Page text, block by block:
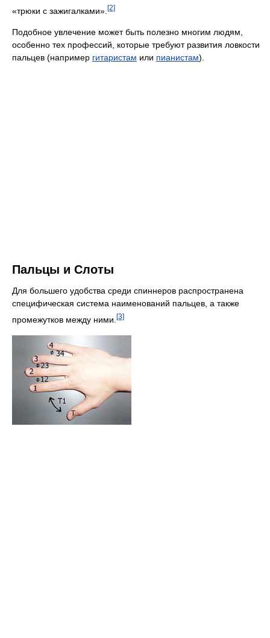
«трюки с зажигалками». [2]
Подобное увлечение может быть полезно многим людям,
особенно тех профессий, которые требуют развития ловкости
пальцев (например гитаристам или пианистам).
Пальцы и Слоты
Для большего удобства среди спиннеров распространена
специфическая система наименований пальцев, а также
промежутков между ними. [3]